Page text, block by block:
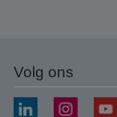
Volg ons